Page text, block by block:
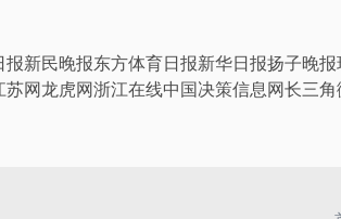
报新民晚报东方体育日报新华日报扬子晚报
苏网龙虎网浙江在线中国决策信息网长三